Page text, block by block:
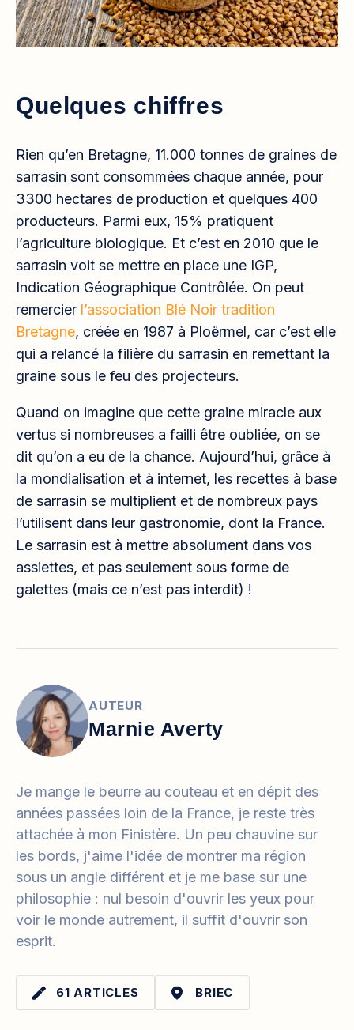
Quelques chiffres
Rien qu’en Bretagne, 11.000 tonnes de graines de
sarrasin sont consommées chaque année, pour
3300 hectares de production et quelques 400
producteurs. Parmi eux, 15% pratiquent
l’agriculture biologique. Et c’est en 2010 que le
sarrasin voit se mettre en place une IGP,
Indication Géographique Contrôlée. On peut
remercier l’association Blé Noir tradition
Bretagne, créée en 1987 à Ploërmel, car c’est elle
qui a relancé la filière du sarrasin en remettant la
graine sous le feu des projecteurs.
Quand on imagine que cette graine miracle aux
vertus si nombreuses a failli être oubliée, on se
dit qu’on a eu de la chance. Aujourd’hui, grâce à
la mondialisation et à internet, les recettes à base
de sarrasin se multiplient et de nombreux pays
l’utilisent dans leur gastronomie, dont la France.
Le sarrasin est à mettre absolument dans vos
assiettes, et pas seulement sous forme de
galettes (mais ce n’est pas interdit) !
AUTEUR
Marnie Averty
Je mange le beurre au couteau et en dépit des
années passées loin de la France, je reste très
attachée à mon Finistère. Un peu chauvine sur
les bords, j'aime l'idée de montrer ma région
sous un angle différent et je me base sur une
philosophie : nul besoin d'ouvrir les yeux pour
voir le monde autrement, il suffit d'ouvrir son
esprit.
61 ARTICLES BRIEC